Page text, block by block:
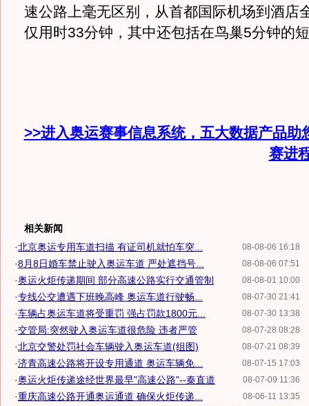
速公路上毫无区别，从首都国际机场到酒店
仅用时33分钟，其中还包括在鸟巢5分钟的
>>进入奥运赛事信息系统，五大数据产品助
赛进
相关新闻
08-08-06 16:18
·北京奥运专用车道扫描 有证司机就怕车突...
08-08-06 07:51
·8月8日婚车禁止驶入奥运车道 严处遮挡号...
08-08-01 10:00
·奥运火炬传递期间 部分高速公路实行交通管制
08-07-30 21:41
·专线公交遭遇下班晚高峰 奥运车道行驶畅...
08-07-30 13:38
·车辆占奥运车道将受重罚 强占罚款1800元...
08-07-28 08:28
·交管局:突然驶入奥运车道很危险 违者严管
08-07-21 08:39
·北京交警处罚社会车辆驶入奥运车道(组图)
08-07-15 17:03
·济青高速公路将开设专用通道 奥运车辆免...
08-07-09 11:36
·奥运火炬传递途经世界最早"高速公路"--秦直道
08-06-11 13:35
·重庆高速公路开通奥运通道 确保火炬传递...